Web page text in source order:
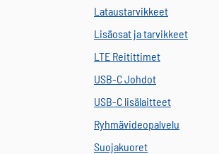
Lataustarvikkeet
Lisäosat ja tarvikkeet
LTE Reitittimet
USB-C Johdot
USB-C lisälaitteet
Ryhmävideopalvelu
Suojakuoret